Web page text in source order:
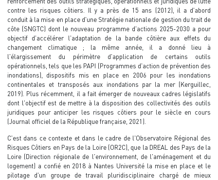
contre les risques côtiers. Il y a près de 15 ans (2012), il a d'abord
conduit à la mise en place d'une Stratégie nationale de gestion du trait de
côte (SNGTC) dont le nouveau programme d'actions 2025-2030 a pour
objectif d'accélérer l'adaptation de la bande côtière aux effets du
changement climatique ; la même année, il a donné lieu à
l'élargissement du périmètre d'application de certains outils
opérationnels, tels que les PAPI (Programmes d'action de prévention des
inondations), dispositifs mis en place en 2006 pour les inondations
continentales et transposés aux inondations par la mer (Kerguillec,
2019). Plus récemment, il a fait émerger de nouveaux cadres législatifs
dont l'objectif est de mettre à la disposition des collectivités des outils
juridiques pour anticiper les risques côtiers pour le siècle en cours
(Journal officiel de la République française, 2021).
C'est dans ce contexte et dans le cadre de l'Observatoire Régional des
Risques Côtiers en Pays de la Loire (OR2C), que la DREAL des Pays de la
Loire (Direction régionale de l'environnement, de l'aménagement et du
logement) a confié en 2018 à Nantes Université la mise en place et le
pilotage d'un groupe de travail pluridisciplinaire chargé de mieux